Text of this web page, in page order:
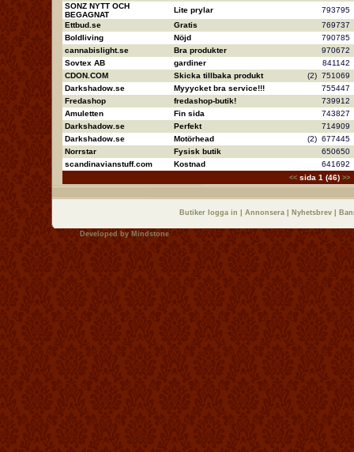
SONZ NYTT OCH
BEGAGNAT
Lite prylar
793795
Ettbud.se
Gratis
769737
Boldliving
Nöjd
790785
cannabislight.se
Bra produkter
970672
Sovtex AB
gardiner
841142
CDON.COM
Skicka tillbaka produkt (2) 751069
Darkshadow.se
Myyycket bra service!!!
755447
Fredashop
fredashop-butik!
739912
Amuletten
Fin sida
743827
Darkshadow.se
Perfekt
714909
Darkshadow.se
Motörhead (2) 677445
Norrstar
Fysisk butik
650650
scandinavianstuff.com
Kostnad 641692
<< sida 1 (46) >>
Butiker logga in Annonsera Nyhetsbrev
Developed by Mindstone